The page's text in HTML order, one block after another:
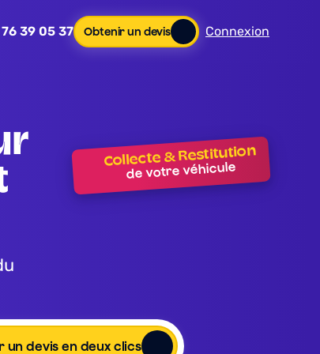
39 05 37 Obtenir un devis Connexion
Collecte & Restitution
de votre véhicule
un devis en deux clics